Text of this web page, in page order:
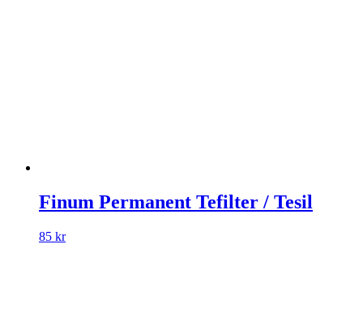
Finum Permanent Te­filter / Tesil
85 kr